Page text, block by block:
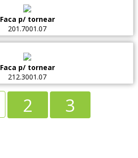
Faca p/ tornear
201.7001.07
Faca p/ tornear
212.3001.07
2 3